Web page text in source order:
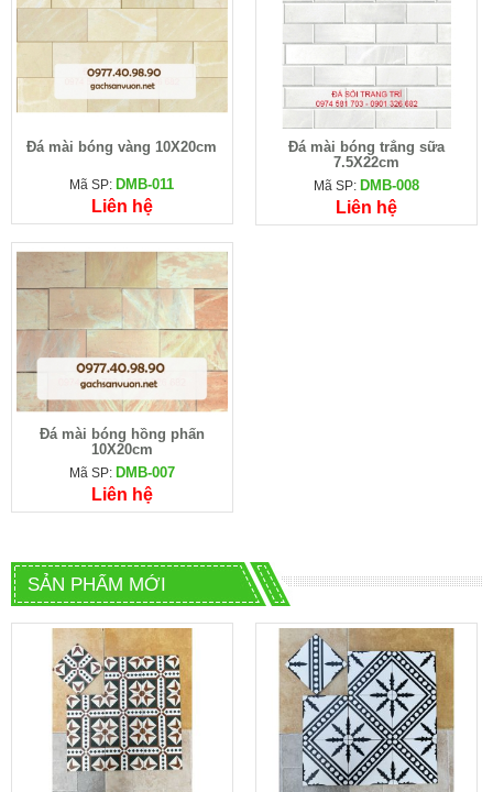
Đá mài bóng vàng 10X20cm
Mã SP: DMB-011
Liên hệ
Đá mài bóng trắng sữa
7.5X22cm
Mã SP: DMB-008
Liên hệ
Đá mài bóng hồng phấn
10X20cm
Mã SP: DMB-007
Liên hệ
SẢN PHẨM MỚI